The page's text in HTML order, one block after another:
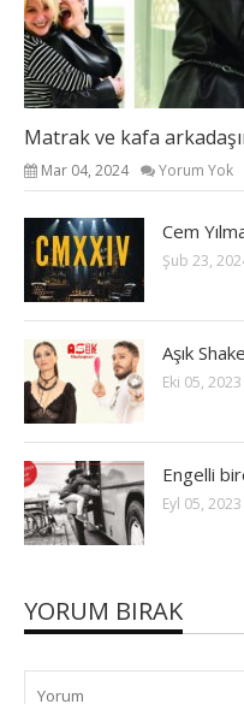
Matrak ve kafa
Mar 04, 2024 Yorum Yok
Cem
Şub 23,
Aşık
Eki 05, 2023
Engelli
Eyl 05, 2023
YORUM BIRAK